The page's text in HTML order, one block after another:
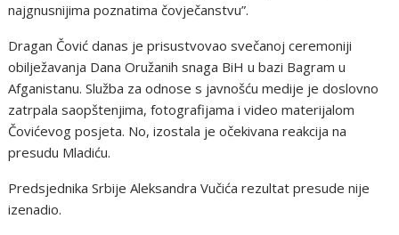
najgnusnijima poznatima čovječanstvu”.
Dragan Čović danas je prisustvovao svečanoj ceremoniji
obilježavanja Dana Oružanih snaga BiH u bazi Bagram u
Afganistanu. Služba za odnose s javnošću medije je doslovno
zatrpala saopštenjima, fotografijama i video materijalom
Čovićevog posjeta. No, izostala je očekivana reakcija na
presudu Mladiću.
Predsjednika Srbije Aleksandra Vučića rezultat presude nije
izenadio.